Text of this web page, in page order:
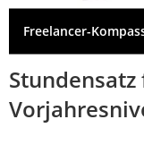
Freelancer-